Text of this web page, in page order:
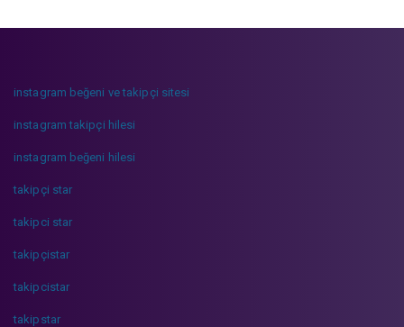
instagram beğeni ve takipçi sitesi
instagram takipçi hilesi
instagram beğeni hilesi
takipçi star
takipci star
takipçistar
takipcistar
takipstar